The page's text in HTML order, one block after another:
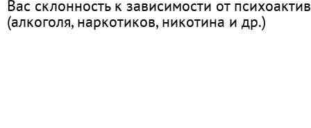
Вас склонность к зависимости от
(алкоголя, наркотиков, никотина и др.)